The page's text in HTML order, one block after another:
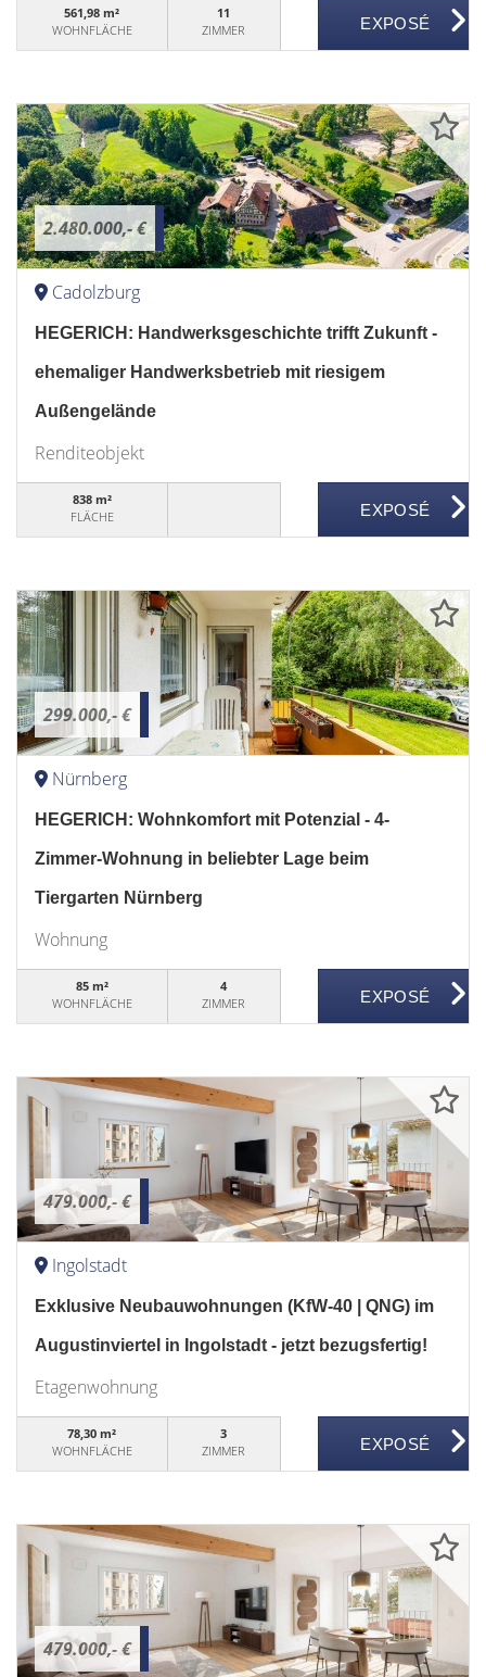
561,98 m²
WOHNFLÄCHE
11
ZIMMER
2.480.000,- €
Cadolzburg
HEGERICH: Handwerksgeschichte trifft Zukunft -
ehemaliger Handwerksbetrieb mit riesigem
Außengelände
Renditeobjekt
838 m²
FLÄCHE
299.000,- €
Nürnberg
HEGERICH: Wohnkomfort mit Potenzial - 4-
Zimmer-Wohnung in beliebter Lage beim
Tiergarten Nürnberg
Wohnung
85 m²
WOHNFLÄCHE
4
ZIMMER
479.000,- €
Ingolstadt
Exklusive Neubauwohnungen (KfW-40 | QNG) im
Augustinviertel in Ingolstadt - jetzt bezugsfertig!
Etagenwohnung
78,30 m²
WOHNFLÄCHE
3
ZIMMER
479.000,- €